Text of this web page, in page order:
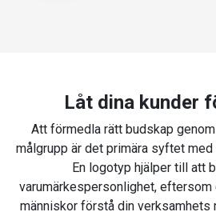
Låt dina kunder
Att förmedla rätt budskap
målgrupp är det primära syftet
En logotyp hjälper till att
varumärkespersonlighet, eftersom
människor förstå din verksamhets